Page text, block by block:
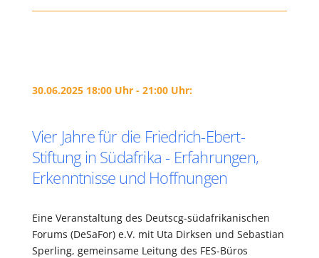
30.06.2025 18:00 Uhr - 21:00 Uhr:
Vier Jahre für die Friedrich-Ebert-
Stiftung in Südafrika - Erfahrungen,
Erkenntnisse und Hoffnungen
Eine Veranstaltung des Deutscg-südafrikanischen
Forums (DeSaFor) e.V. mit Uta Dirksen und Sebastian
Sperling, gemeinsame Leitung des FES-Büros